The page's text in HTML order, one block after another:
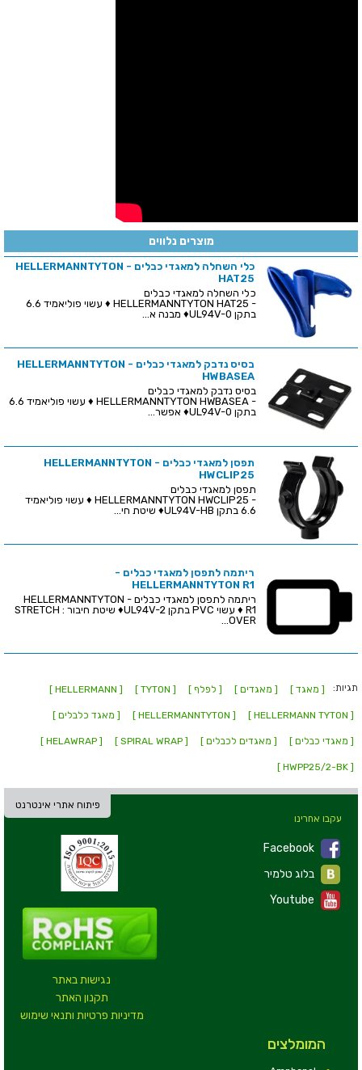
מוצרים נלווים
כלי השחלה למאגדי כבלים - HELLERMANNTYTON
HAT25
כלי השחלה למאגדי כבלים
- HELLERMANNTYTON HAT25 ♦ עשוי פוליאמיד 6.6
בתקן UL94V-0♦ מבנה א...
בסיס נדבק למאגדי כבלים - HELLERMANNTYTON
HWBASEA
בסיס נדבק למאגדי כבלים
- HELLERMANNTYTON HWBASEA ♦ עשוי פוליאמיד 6.6
בתקן UL94V-0♦ אפשר...
תפסן למאגדי כבלים - HELLERMANNTYTON
HWCLIP25
תפסן למאגדי כבלים
- HELLERMANNTYTON HWCLIP25 ♦ עשוי פוליאמיד
6.6 בתקן UL94V-HB♦ שיטת חי...
ריתמה לתפסן למאגדי כבלים -
HELLERMANNTYTON R1
ריתמה לתפסן למאגדי כבלים - HELLERMANNTYTON
R1 ♦ עשוי PVC בתקן UL94V-2♦ שיטת חיבור : STRETCH
OVER...
תגיות: [ מאגד ] [ מאגדים ] [ לפלף ] [ TYTON ]
[ HELLERMANN ]
[ HELLERMANN TYTON ]
[ HELLERMANNTYTON ] [ מאגד כלבלים ]
[ מאגדי כבלים ] [ מאגדים לכבלים ] [ SPIRAL WRAP ]
[ HELAWRAP ]
[ HWPP25/2-BK ]
פיתוח אתרי אינטרנט
נגישות באתר
תקנון האתר
מדיניות פרטיות ותנאי שימוש
עקבו אחרינו
Facebook
Youtube
המומלצים